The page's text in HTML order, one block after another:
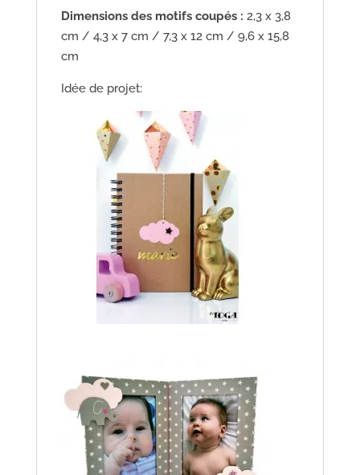
Dimensions des motifs coupés : 2,3 x 3,8
cm / 4,3 x 7 cm / 7,3 x 12 cm / 9,6 x 15,8
cm
Idée de projet: